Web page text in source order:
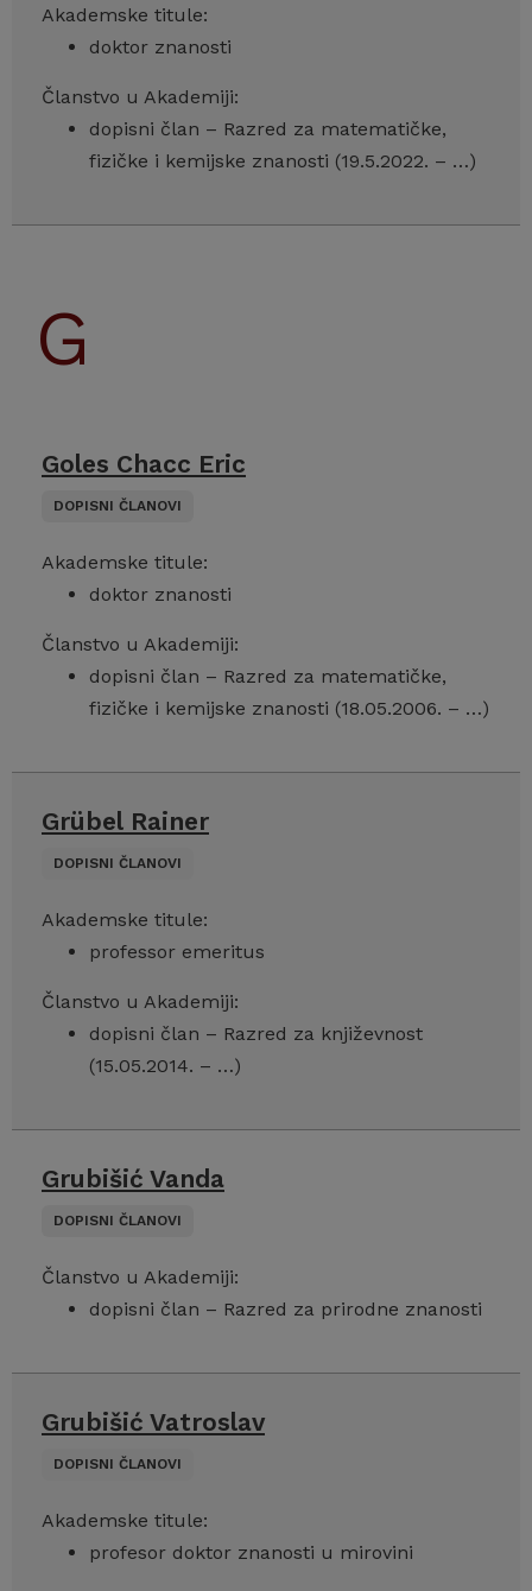
Akademske titule:
doktor znanosti
Članstvo u Akademiji:
dopisni član – Razred za matematičke,
fizičke i kemijske znanosti (19.5.2022. – …)
Goles Chacc Eric
DOPISNI ČLANOVI
Akademske titule:
doktor znanosti
Članstvo u Akademiji:
dopisni član – Razred za matematičke,
fizičke i kemijske znanosti (18.05.2006. – …)
Grübel Rainer
DOPISNI ČLANOVI
Akademske titule:
professor emeritus
Članstvo u Akademiji:
dopisni član – Razred za književnost
(15.05.2014. – …)
Grubišić Vanda
DOPISNI ČLANOVI
Članstvo u Akademiji:
dopisni član – Razred za prirodne znanosti
Grubišić Vatroslav
DOPISNI ČLANOVI
Akademske titule:
profesor doktor znanosti u mirovini